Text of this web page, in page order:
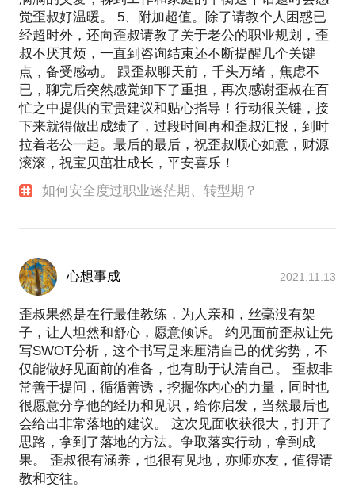
觉歪叔好温暖。 5、附加超值。除了请教个人困惑已
经超时外，还向歪叔请教了关于老公的职业规划，歪
叔不厌其烦，一直到咨询结束还不断提醒几个关键
点，备受感动。 跟歪叔聊天前，千头万绪，焦虑不
已，聊完后突然感觉卸下了重担，再次感谢歪叔在百
忙之中提供的宝贵建议和贴心指导！行动很关键，接
下来就得做出成绩了，过段时间再和歪叔汇报，到时
拉着老公一起。最后的最后，祝歪叔顺心如意，财源
滚滚，祝宝贝茁壮成长，平安喜乐！
如何安全度过职业迷茫期、转型期？
心想事成 2021.11.13
歪叔果然是在行最佳教练，为人亲和，丝毫没有架
子，让人坦然和舒心，愿意倾诉。 约见面前歪叔让先
写SWOT分析，这个书写是来厘清自己的优劣势，不
仅能做好见面前的准备，也有助于认清自己。 歪叔非
常善于提问，循循善诱，挖掘你内心的力量，同时也
很愿意分享他的经历和见识，给你启发，当然最后也
会给出非常落地的建议。 这次见面收获很大，打开了
思路，拿到了落地的方法。争取落实行动，拿到成
果。 歪叔很有涵养，也很有见地，亦师亦友，值得请
教和交往。